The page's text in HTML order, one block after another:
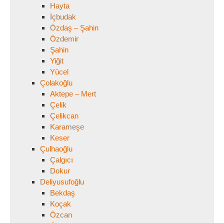
Hayta
İçbudak
Özdaş – Şahin
Özdemir
Şahin
Yiğit
Yücel
Çolakoğlu
Aktepe – Mert
Çelik
Çelikcan
Karameşe
Keser
Çulhaoğlu
Çalgıcı
Dokur
Deliyusufoğlu
Bekdaş
Koçak
Özcan